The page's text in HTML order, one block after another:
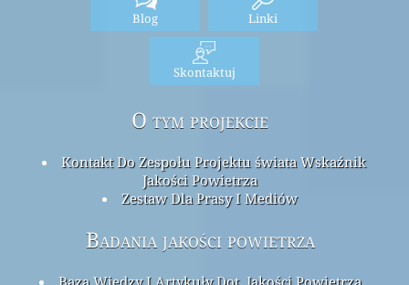
Blog Linki
Skontaktuj
O tym projekcie
Kontakt Do Zespołu Projektu świata Wskaźnik
Jakości Powietrza
Zestaw Dla Prasy I Mediów
Badania jakości powietrza